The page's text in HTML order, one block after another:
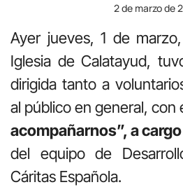
2 de marzo de
Ayer jueves, 1 de
Iglesia de Calatayud,
dirigida tanto a
al público en general, con
acompañarnos”, a
del equipo de
Cáritas Española.